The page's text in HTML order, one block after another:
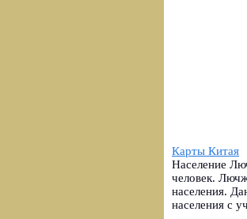
Карты Китая
Население
человек.
населения.
населения с